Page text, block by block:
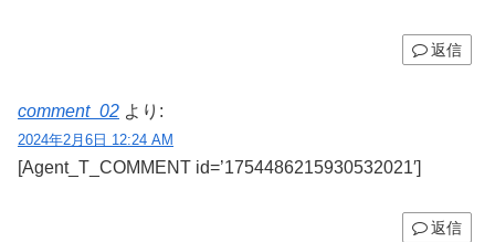
返信
comment_02 より:
2024年2月6日 12:24 AM
[Agent_T_COMMENT id=’1754486215930532021′]
返信